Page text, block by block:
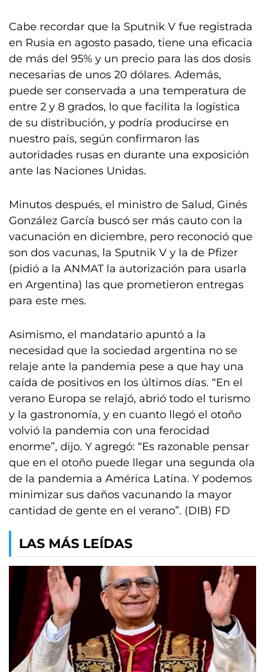
Cabe recordar que la Sputnik V fue registrada
en Rusia en agosto pasado, tiene una eficacia
de más del 95% y un precio para las dos dosis
necesarias de unos 20 dólares. Además,
puede ser conservada a una temperatura de
entre 2 y 8 grados, lo que facilita la logística
de su distribución, y podría producirse en
nuestro país, según confirmaron las
autoridades rusas en durante una exposición
ante las Naciones Unidas.
Minutos después, el ministro de Salud, Ginés
González García buscó ser más cauto con la
vacunación en diciembre, pero reconoció que
son dos vacunas, la Sputnik V y la de Pfizer
(pidió a la ANMAT la autorización para usarla
en Argentina) las que prometieron entregas
para este mes.
Asimismo, el mandatario apuntó a la
necesidad que la sociedad argentina no se
relaje ante la pandemia pese a que hay una
caída de positivos en los últimos días. “En el
verano Europa se relajó, abrió todo el turismo
y la gastronomía, y en cuanto llegó el otoño
volvió la pandemia con una ferocidad
enorme”, dijo. Y agregó: “Es razonable pensar
que en el otoño puede llegar una segunda ola
de la pandemia a América Latina. Y podemos
minimizar sus daños vacunando la mayor
cantidad de gente en el verano”. (DIB) FD
LAS MÁS LEÍDAS